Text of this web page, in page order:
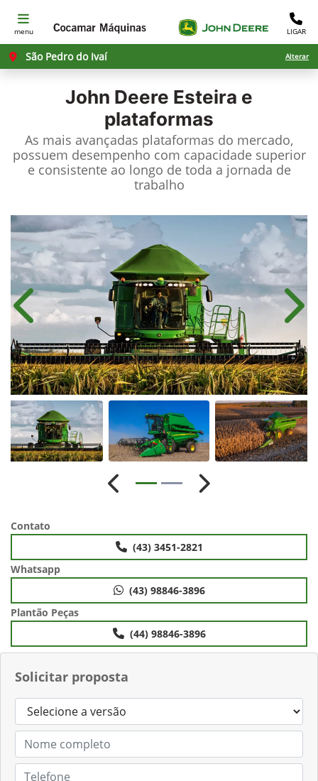
menu LIGAR
São Pedro do Ivaí Alterar
John Deere Esteira e
plataformas
As mais avançadas plataformas do mercado,
possuem desempenho com capacidade superior
e consistente ao longo de toda a jornada de
trabalho
Solicitar proposta
Anterior
Anterior Próximo
Contato
(43) 3451-2821
Whatsapp
(43) 98846-3896
Plantão Peças
(44) 98846-3896